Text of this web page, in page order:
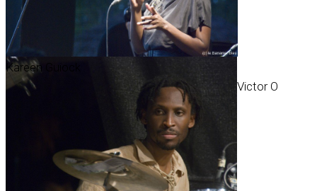
Kareen Guiock
Victor O